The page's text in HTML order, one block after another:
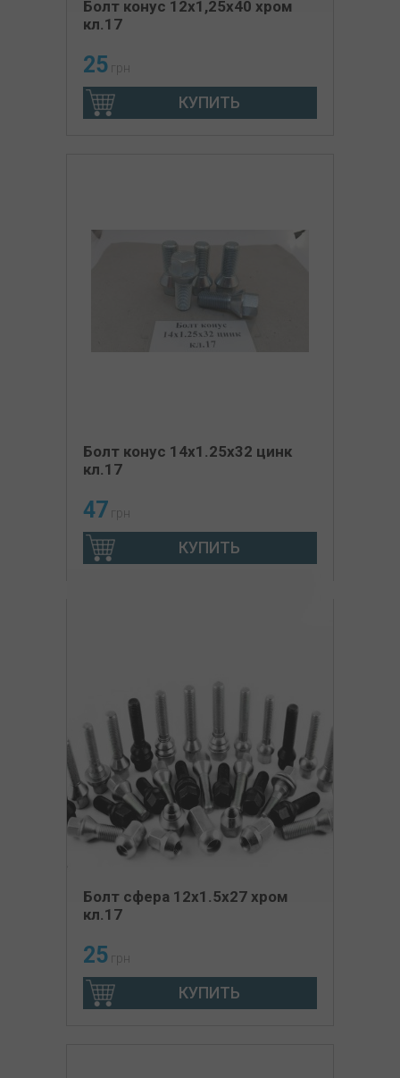
Болт конус 12х1,25х40 хром
кл.17
25 грн
КУПИТЬ
Болт конус 14x1.25x32 цинк
кл.17
47 грн
КУПИТЬ
Болт сфера 12х1.5х27 хром
кл.17
25 грн
КУПИТЬ